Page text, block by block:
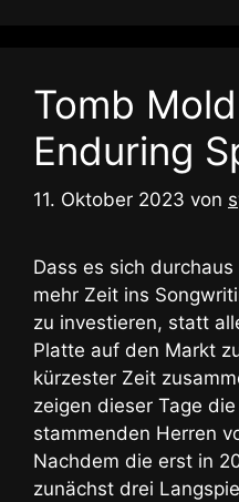
Tomb
Enduring
11. Oktober 2023 von
Dass es sich
mehr Zeit ins
zu investieren, statt
Platte auf den Markt
kürzester Zeit
zeigen dieser Tage
stammenden Herren
Nachdem die erst in
zunächst drei